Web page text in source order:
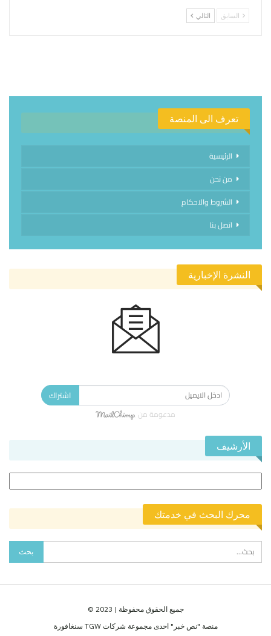
السابق التالي
تعرف الى المنصة
الرئيسية
من نحن
الشروط والاحكام
اتصل بنا
النشرة الإخبارية
اشتراك
مدعومة من
الأرشيف
محرك البحث في خدمتك
جميع الحقوق محفوظة | 2023 ©
منصة "نص خبر" احدى مجموعة شركات TGW سنغافورة